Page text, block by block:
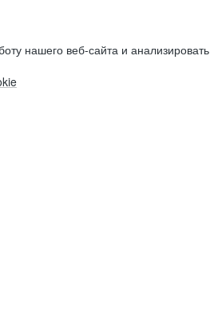
нашего веб-сайта и